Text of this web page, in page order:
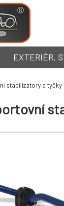
EXTERIÉR,
stabilizátory a tyčky